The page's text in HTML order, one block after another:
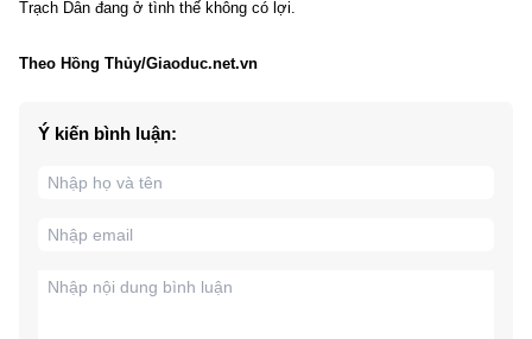
Trạch Dân đang ở tình thế không có lợi.
Theo Hồng Thủy/Giaoduc.net.vn
Ý kiến bình luận: